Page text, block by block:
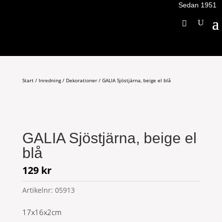
Sedan 1951
Start/ Inredning/ Dekorationer/ GALIA Sjöstjärna, beige el blå
GALIA Sjöstjärna, beige el
blå
129 kr
Artikelnr: 05913
17x16x2cm